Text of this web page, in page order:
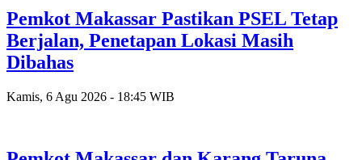
Pemkot Makassar Pastikan PSEL Tetap
Berjalan, Penetapan Lokasi Masih
Dibahas
Kamis, 6 Agu 2026 - 18:45 WIB